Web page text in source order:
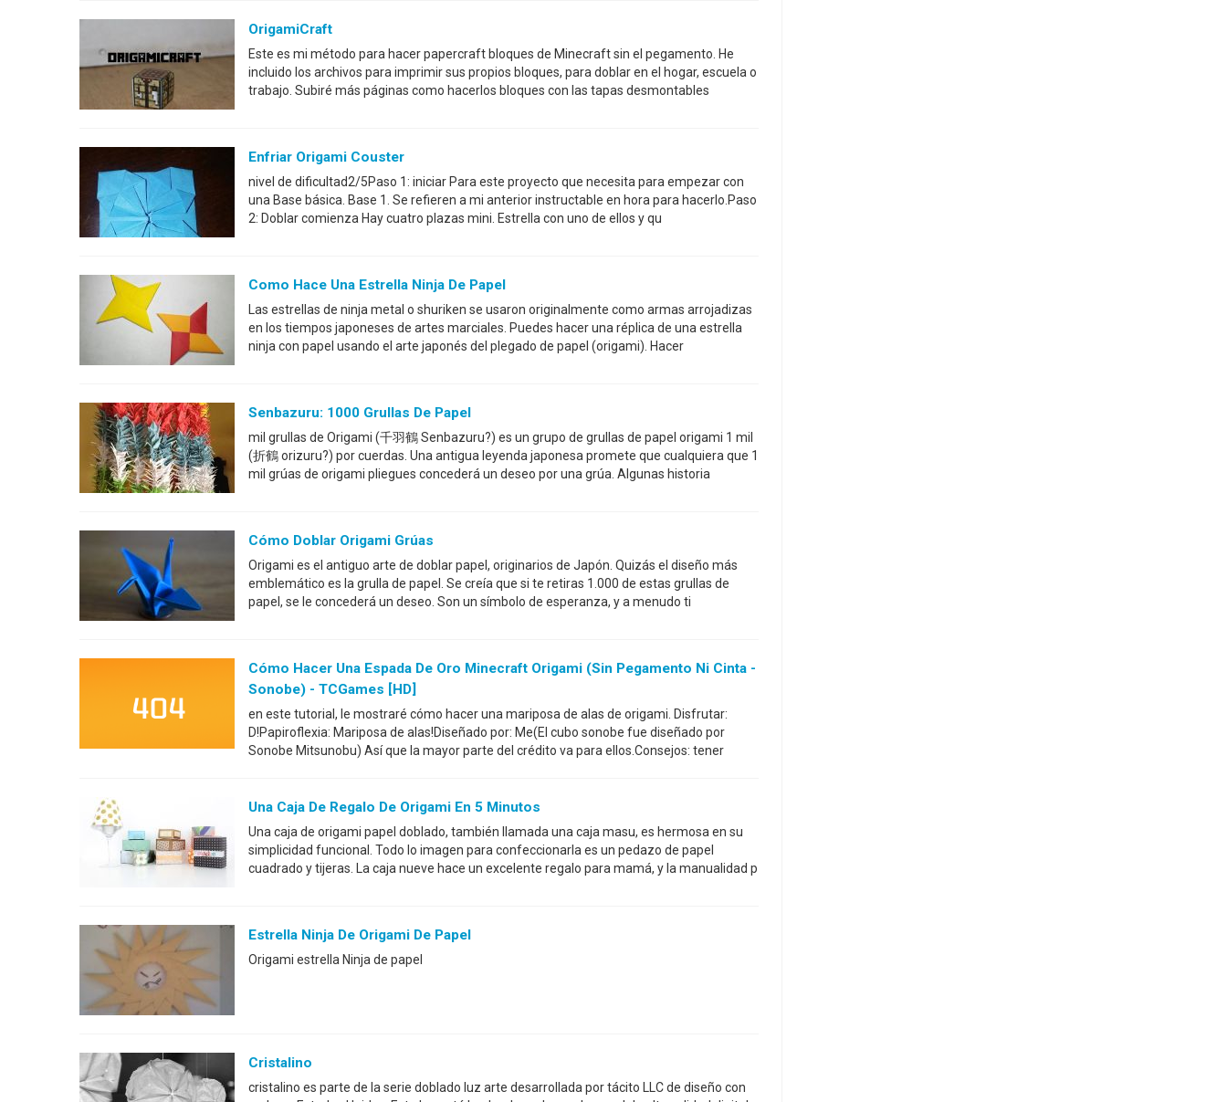
OrigamiCraft
Este es mi método para hacer papercraft bloques de Minecraft sin el pegamento. He
incluido los archivos para imprimir sus propios bloques, para doblar en el hogar, escuela o
trabajo. Subiré más páginas como hacerlos bloques con las tapas desmontables
Enfriar Origami Couster
nivel de dificultad2/5Paso 1: iniciar Para este proyecto que necesita para empezar con
una Base básica. Base 1. Se refieren a mi anterior instructable en hora para hacerlo.Paso
2: Doblar comienza Hay cuatro plazas mini. Estrella con uno de ellos y qu
Como Hace Una Estrella Ninja De Papel
Las estrellas de ninja metal o shuriken se usaron originalmente como armas arrojadizas
en los tiempos japoneses de artes marciales. Puedes hacer una réplica de una estrella
ninja con papel usando el arte japonés del plegado de papel (origami). Hacer
Senbazuru: 1000 Grullas De Papel
mil grullas de Origami (千羽鶴 Senbazuru?) es un grupo de grullas de papel origami 1 mil
(折鶴 orizuru?) por cuerdas. Una antigua leyenda japonesa promete que cualquiera que 1
mil grúas de origami pliegues concederá un deseo por una grúa. Algunas historia
Cómo Doblar Origami Grúas
Origami es el antiguo arte de doblar papel, originarios de Japón. Quizás el diseño más
emblemático es la grulla de papel. Se creía que si te retiras 1.000 de estas grullas de
papel, se le concederá un deseo. Son un símbolo de esperanza, y a menudo ti
Cómo Hacer Una Espada De Oro Minecraft Origami (sin Pegamento Ni Cinta -
Sonobe) - TCGames [HD]
en este tutorial, le mostraré cómo hacer una mariposa de alas de origami. Disfrutar:
D!Papiroflexia: Mariposa de alas!Diseñado por: Me(El cubo sonobe fue diseñado por
Sonobe Mitsunobu) Así que la mayor parte del crédito va para ellos.Consejos: tener
Una Caja De Regalo De Origami En 5 Minutos
Una caja de origami papel doblado, también llamada una caja masu, es hermosa en su
simplicidad funcional. Todo lo imagen para confeccionarla es un pedazo de papel
cuadrado y tijeras. La caja nueve hace un excelente regalo para mamá, y la manualidad p
Estrella Ninja De Origami De Papel
Origami estrella Ninja de papel
Cristalino
cristalino es parte de la serie doblado luz arte desarrollada por tácito LLC de diseño con